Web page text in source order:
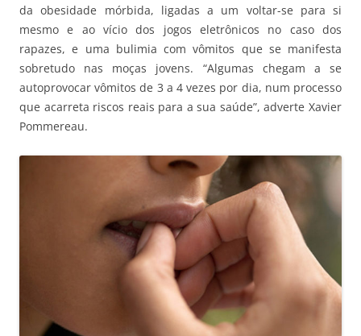
da obesidade mórbida, ligadas a um voltar-se para si
mesmo e ao vício dos jogos eletrônicos no caso dos
rapazes, e uma bulimia com vômitos que se manifesta
sobretudo nas moças jovens. “Algumas chegam a se
autoprovocar vômitos de 3 a 4 vezes por dia, num processo
que acarreta riscos reais para a sua saúde”, adverte Xavier
Pommereau.